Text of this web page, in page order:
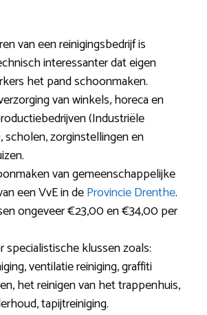
van een reinigingsbedrijf is
interessanter dat eigen
het pand schoonmaken.
van winkels, horeca en
(Industriële
scholen, zorginstellingen en
van gemeenschappelijke
een VvE in deProvincie Drenthe.
ongeveer €23,00 en €34,00 per
specialistische klussen zoals:
ventilatie reiniging, graffiti
het reinigen van het trappenhuis,
tapijtreiniging.